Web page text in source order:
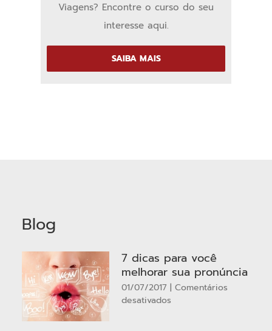
Viagens? Encontre o curso do seu
interesse aqui.
SAIBA MAIS
Blog
7 dicas para você
melhorar sua pronúncia
01/07/2017 | Comentários
desativadosem